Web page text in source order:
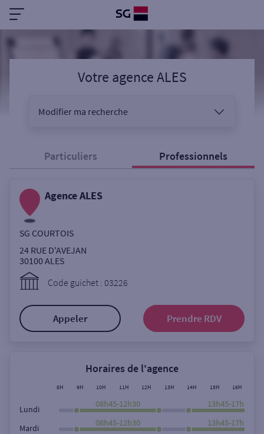
Votre agence ALES
Modifier ma recherche
Sélectionnez votre recherche
Ouverte le samedi
ou
Ville / Code postal
Particuliers Professionnels
Agence ALES
SG COURTOIS
24 RUE D'AVEJAN
30100ALES
Code guichet : 03226
Appeler Prendre RDV
Horaires de l'agence
8H 9H 10H 11H 12H 13H 14H 15H 16H
Lundi
08h45-12h30 13h45-17h30
Mardi
08h45-12h30 13h45-17h30